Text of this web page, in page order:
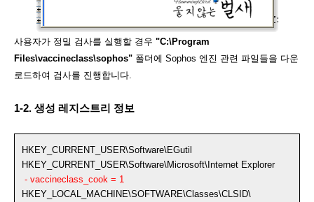
사용자가 정밀 검사를 실행할 경우 "C:\Program
Files\vaccineclass\sophos" 폴더에 Sophos 엔진 관련 파일들을 다운
로드하여 검사를 진행합니다.
1-2. 생성 레지스트리 정보
HKEY_CURRENT_USER\Software\EGutil
HKEY_CURRENT_USER\Software\Microsoft\Internet Explorer
- vaccineclass_cook = 1
HKEY_LOCAL_MACHINE\SOFTWARE\Classes\CLSID\